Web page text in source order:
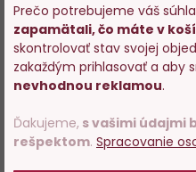
− +
DO KOŠÍKA
Prečo potrebujeme váš
zapamätali, čo máte v
skontrolovať stav svojej
zakaždým prihlasovať a aby
nevhodnou reklamou.
Ďakujeme, s vašimi údajmi
rešpektom. Spracovanie
predajom
potvrďte, že